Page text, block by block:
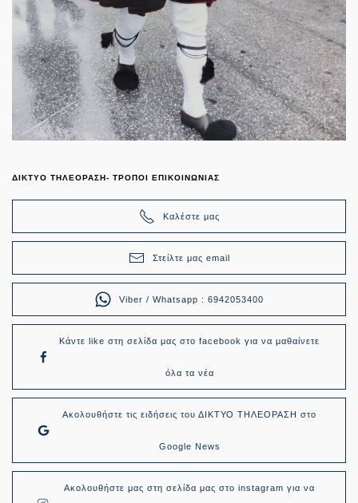
ΔΙΚΤΥΟ ΤΗΛΕΟΡΑΣΗ- ΤΡΟΠΟΙ ΕΠΙΚΟΙΝΩΝΙΑΣ
Καλέστε μας
Στείλτε μας email
Viber / Whatsapp : 6942053400
Κάντε like στη σελίδα μας στο facebook για να μαθαίνετε
όλα τα νέα
Ακολουθήστε τις ειδήσεις του ΔΙΚΤΥΟ ΤΗΛΕΟΡΑΣΗ στο
Google News
Ακολουθήστε μας στη σελίδα μας στο instagram για να